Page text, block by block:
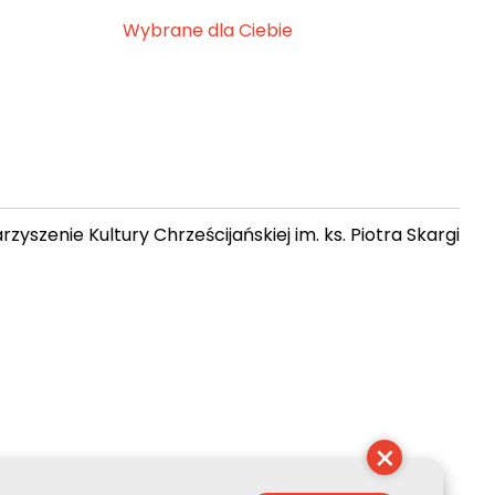
Wybrane dla Ciebie
Kultury Chrześcijańskiej im. ks. Piotra Skargi
×